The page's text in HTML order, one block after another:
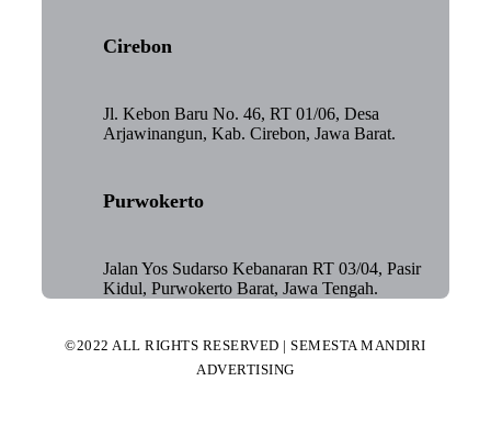
Cirebon
Jl. Kebon Baru No. 46, RT 01/06, Desa
Arjawinangun, Kab. Cirebon, Jawa Barat.
Purwokerto
Jalan Yos Sudarso Kebanaran RT 03/04, Pasir
Kidul, Purwokerto Barat, Jawa Tengah.
©2022 ALL RIGHTS RESERVED | SEMESTA MANDIRI
ADVERTISING